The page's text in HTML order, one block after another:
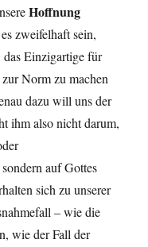
Hoffnung
zweifelhaft sein,
das Einzigartige für
Norm zu machen
dazu will uns der
ihm also nicht darum,
auf Gottes
sich zu unserer
– wie die
wie der Fall der